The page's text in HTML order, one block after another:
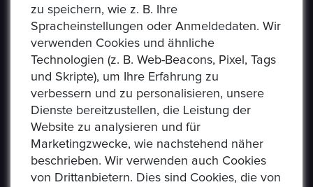
USEFUL LINKS
Datenschutzerklaerung
Häufig Gestellte Fragen
zu speichern, wie z. B. Ihre
Spracheinstellungen oder Anmeldedaten. Wir
verwenden Cookies und ähnliche
Technologien (z. B. Web-Beacons, Pixel, Tags
und Skripte), um Ihre Erfahrung zu
verbessern und zu personalisieren, unsere
Dienste bereitzustellen, die Leistung der
Website zu analysieren und für
Marketingzwecke, wie nachstehend näher
beschrieben. Wir verwenden auch Cookies
von Drittanbietern. Dies sind Cookies, die von